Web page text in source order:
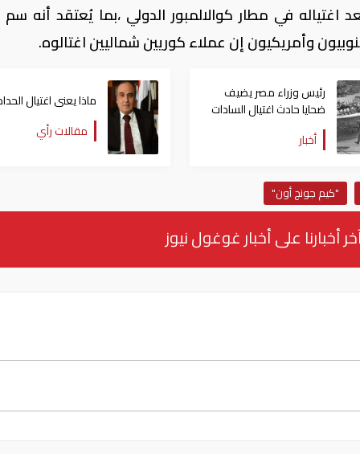
في مطار كوالالمبور الدولي ،بما يُعتقد أنه
وأمريكيون إن عملاء كوريين شماليين اغتالوه.
رئيس وزراء مصر يضيف
ضحايا حادث اغتيال السادات
إلى صندوق تكريم الشهداء
أخبار
ماذا يعنى اغتيال
مقالات رأي
"كيم جونج أون"
أخبارنا على أخبار غوغول نيوز